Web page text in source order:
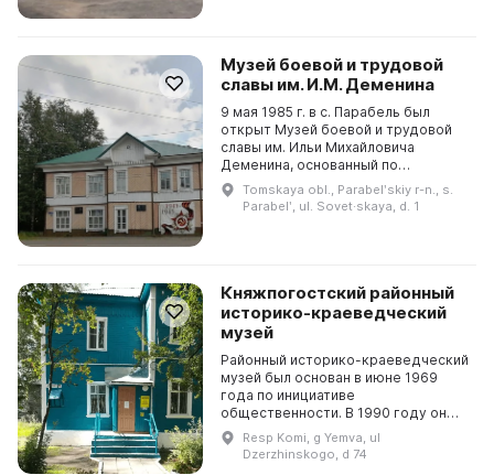
Музей боевой и трудовой
славы им. И.М. Деменина
9 мая 1985 г. в с. Парабель был
открыт Музей боевой и трудовой
славы им. Ильи Михайловича
Деменина, основанный по
инициативе ветерана Великой
Отечественной войны 1941–1945 гг.
Сбор материала для музея...
Tomskaya obl., Parabelʹskiy r-n., s.
Parabelʹ, ul. Sovet·skaya, d. 1
Княжпогостский районный
историко-краеведческий
музей
Районный историко-краеведческий
музей был основан в июне 1969
года по инициативе
общественности. В 1990 году он
перешёл в государственную сферу
и приобрел более научный
характер. Он занимается поиском...
Resp Komi, g Yemva, ul
Dzerzhinskogo, d 74